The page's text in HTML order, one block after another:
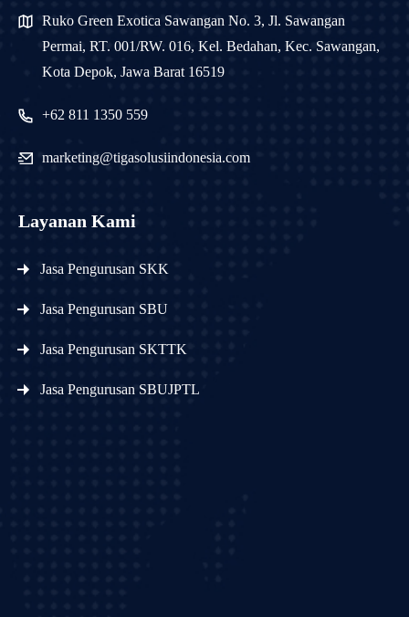
Ruko Green Exotica Sawangan No. 3, Jl. Sawangan
Permai, RT. 001/RW. 016, Kel. Bedahan, Kec. Sawangan,
Kota Depok, Jawa Barat 16519
+62 811 1350 559
marketing@tigasolusiindonesia.com
Layanan Kami
Jasa Pengurusan SKK
Jasa Pengurusan SBU
Jasa Pengurusan SKTTK
Jasa Pengurusan SBUJPTL